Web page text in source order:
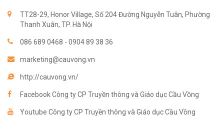
TT28-29, Honor Village, Số 204 Đường Nguyễn Tuân, Phường
Thanh Xuân, TP. Hà Nội
086 689 0468 - 0904 89 38 36
marketing@cauvong.vn
http://cauvong.vn/
Facebook Công ty CP Truyền thông và Giáo dục Cầu Vồng
Youtube Công ty CP Truyền thông và Giáo dục Cầu Vồng